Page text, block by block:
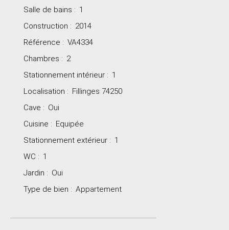
Salle de bains : 1
Construction : 2014
Référence : VA4334
Chambres : 2
Stationnement intérieur : 1
Localisation : Fillinges 74250
Cave : Oui
Cuisine : Equipée
Stationnement extérieur : 1
WC : 1
Jardin : Oui
Type de bien : Appartement